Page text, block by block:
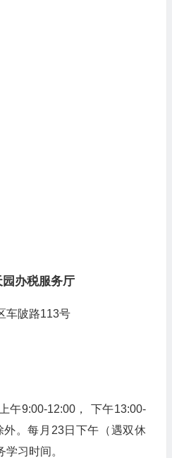
办税服务厅
车陂路113号
午9:00-12:00， 下午13:00-
外。每月23日下午（遇双休
习时间。